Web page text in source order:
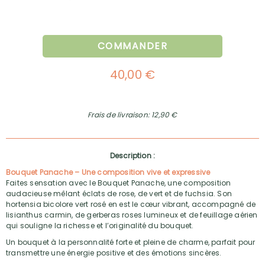
COMMANDER
40,00 €
Frais de livraison: 12,90 €
Description :
Bouquet Panache – Une composition vive et expressive
Faites sensation avec le Bouquet Panache, une composition
audacieuse mêlant éclats de rose, de vert et de fuchsia. Son
hortensia bicolore vert rosé en est le cœur vibrant, accompagné de
lisianthus carmin, de gerberas roses lumineux et de feuillage aérien
qui souligne la richesse et l’originalité du bouquet.
Un bouquet à la personnalité forte et pleine de charme, parfait pour
transmettre une énergie positive et des émotions sincères.